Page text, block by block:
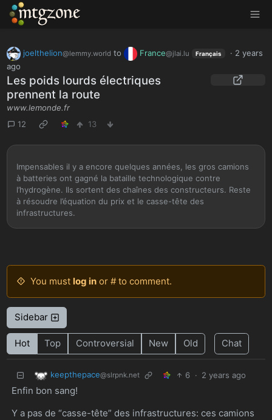
MTGZone
joelthelion@lemmy.world to France@jlai.lu Français · 2 years
ago
Les poids lourds électriques
prennent la route
www.lemonde.fr
12
13
Impensables il y a encore quelques années, les gros camions
à batteries ont gagné la bataille technologique contre
l’hydrogène. Ils sortent des chaînes des constructeurs. Reste
à résoudre l’équation du prix et le casse-tête des
infrastructures.
You must log inor # to comment.
Sidebar
Hot Top Controversial New Old Chat
keepthepace@slrpnk.net 6 · 2 years ago
Enfin bon sang!
Y a pas de “casse-tête” des infrastructures: ces camions